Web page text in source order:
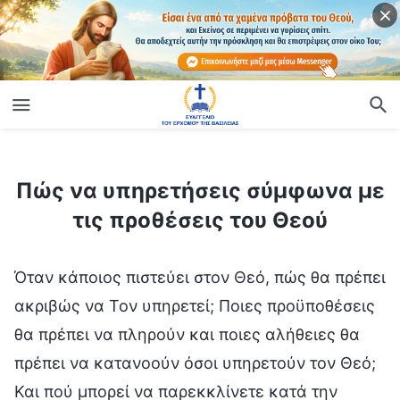
Πώς να υπηρετήσεις σύμφωνα με
τις προθέσεις του Θεού
Όταν κάποιος πιστεύει στον Θεό, πώς θα πρέπει
ακριβώς να Τον υπηρετεί; Ποιες προϋποθέσεις
θα πρέπει να πληρούν και ποιες αλήθειες θα
πρέπει να κατανοούν όσοι υπηρετούν τον Θεό;
Και πού μπορεί να παρεκκλίνετε κατά την